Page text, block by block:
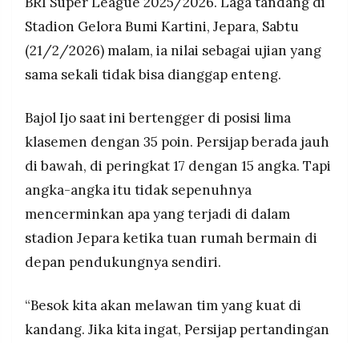
MEDIA
2026
PT.
RESOLUSI
MEDIA
di peringkat 17 (15 poin).
Tavares meminta seluruh pemainnya, termasuk
pemain cadangan, untuk tampil dengan sikap,
fokus, dan intensitas ekstra guna mengimbangi
suporternya sendiri.
Stadion Gelora Bumi Kartini, Jepara, Sabtu
(21/2/2026) malam, ia nilai sebagai ujian yang
sama sekali tidak bisa dianggap enteng.
Bajol Ijo saat ini bertengger di posisi lima
klasemen dengan 35 poin. Persijap berada jauh
di bawah, di peringkat 17 dengan 15 angka. Tapi
angka-angka itu tidak sepenuhnya
mencerminkan apa yang terjadi di dalam
stadion Jepara ketika tuan rumah bermain di
depan pendukungnya sendiri.
“Besok kita akan melawan tim yang kuat di
kandang. Jika kita ingat, Persijap pertandingan